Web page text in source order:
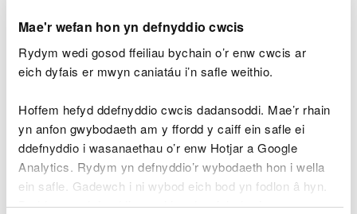
Mae'r wefan hon yn defnyddio cwcis
Rydym wedi gosod ffeiliau bychain o’r enw cwcis ar
eich dyfais er mwyn caniatáu i’n safle weithio.
Hoffem hefyd ddefnyddio cwcis dadansoddi. Mae’r rhain
yn anfon gwybodaeth am y ffordd y caiff ein safle ei
ddefnyddio i wasanaethau o’r enw Hotjar a Google
Analytics. Rydym yn defnyddio’r wybodaeth hon i wella
ein safle. Gadewch i ni wybod eich bod yn fodlon â hyn.
Byddwn yn defnyddio cwci i gadw eich dewis.
Er mwyn sicrhau bod ein safleoedd morol yn cael
eu gwarchod, gall cyfyngiadau, amodau neu
mewn ardaloedd gwarchodedig morol.
Gweler manylion trwyddedau morol
Gweler manylion trwyddedau pysgota
Cyngor i ddatblygwyr a chynllunwyr morol
(rheoliad 37)